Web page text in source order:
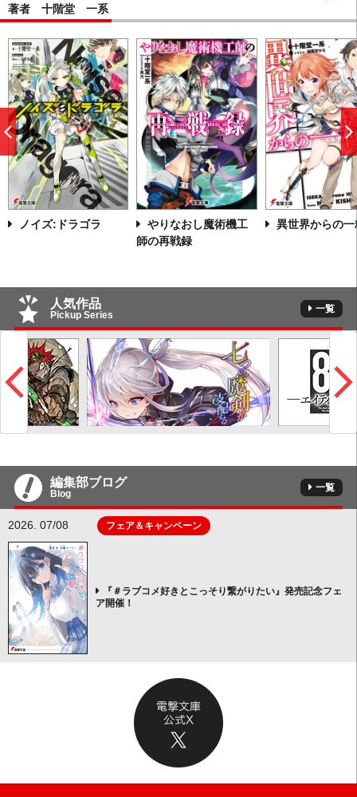
著者 十階堂 一系
ノイズ:ドラゴラ
やりなおし魔術機工
師の再戦録
異世界からの一
前
へ
人気作品
Pickup Series
一覧
編集部ブログ
Blog
一覧
2026. 07/08 フェア＆キャンペーン
『＃ラブコメ好きとこっそり繋がりたい』発売記念フェ
ア開催！